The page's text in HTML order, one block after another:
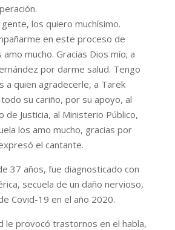
los quiero muchísimo.
en este proceso de
mucho. Gracias Dios mío; a
por darme salud. Tengo
a quien agradecerle, a Tarek
su cariño, por su apoyo, al
de Justicia, al Ministerio Público,
los amo mucho, gracias por
el cantante.
37 años, fue diagnosticado con
secuela de un daño nervioso,
Covid-19 en el año 2020.
le provocó trastornos en el habla,